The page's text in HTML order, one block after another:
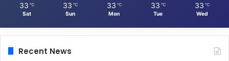
33 ℃
Sat
33 ℃
Sun
33 ℃
Mon
33 ℃
Tue
33 ℃
Wed
Recent News